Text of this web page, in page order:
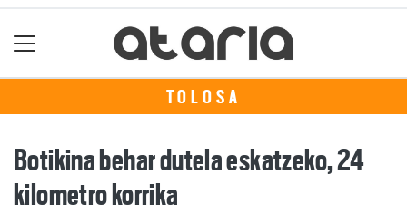
TOLOSA
Botikina behar dutela eskatzeko, 24
kilometro korrika